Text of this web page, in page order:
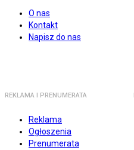
O nas
Kontakt
Napisz do nas
REKLAMA I PRENUMERATA
Reklama
Ogłoszenia
Prenumerata